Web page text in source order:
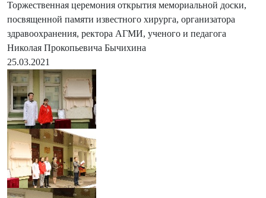
Торжественная церемония открытия мемориальной доски,
посвященной памяти известного хирурга, организатора
здравоохранения, ректора АГМИ, ученого и педагога
Николая Прокопьевича Бычихина
25.03.2021